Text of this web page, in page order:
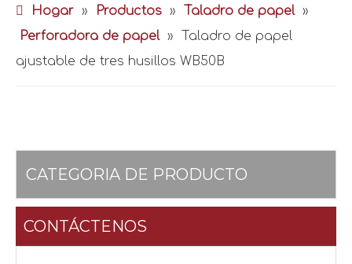
Hogar » Productos » Taladro de papel »
Perforadora de papel »
Taladro de papel
ajustable de tres husillos WB50B
CATEGORIA DE PRODUCTO
CONTÁCTENOS